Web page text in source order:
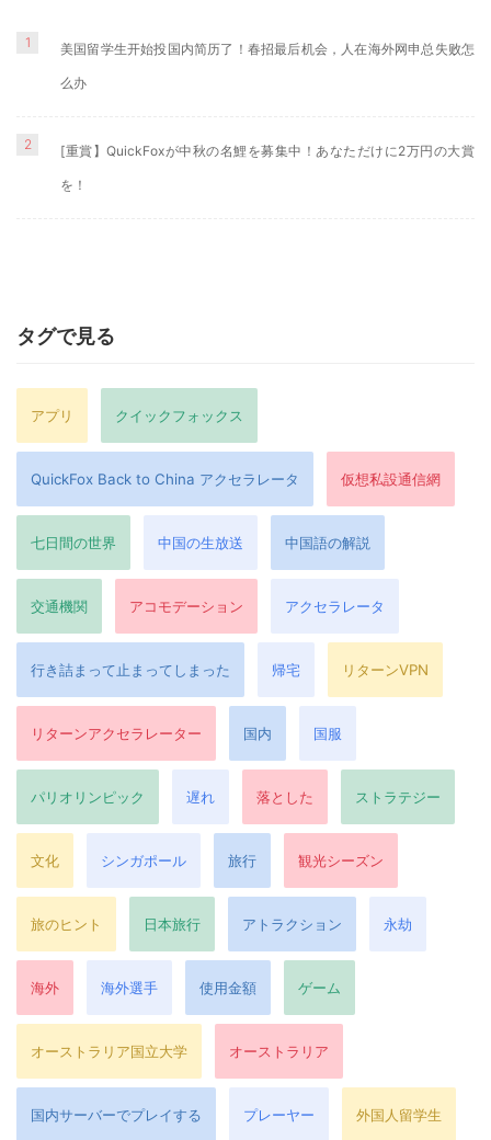
1 美国留学生开始投国内简历了！春招最后机会，人在海外网申总失败怎
么办
2 [重賞】QuickFoxが中秋の名鯉を募集中！あなただけに2万円の大賞
を！
タグで見る
アプリ クイックフォックス
QuickFox Back to China アクセラレータ 仮想私設通信網
七日間の世界 中国の生放送 中国語の解説
交通機関 アコモデーション アクセラレータ
行き詰まって止まってしまった 帰宅 リターンVPN
リターンアクセラレーター 国内 国服
パリオリンピック 遅れ 落とした ストラテジー
文化 シンガポール 旅行 観光シーズン
旅のヒント 日本旅行 アトラクション 永劫
海外 海外選手 使用金額 ゲーム
オーストラリア国立大学 オーストラリア
国内サーバーでプレイする プレーヤー 外国人留学生